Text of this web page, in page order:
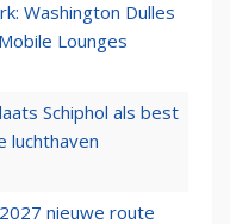
Washington Dulles
Lounges
Schiphol als best
luchthaven
nieuwe route